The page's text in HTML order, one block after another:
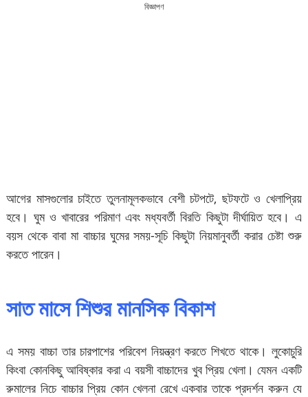
বিজ্ঞাপণ
আগের মাসগুলোর চাইতে তুলনামূলকভাবে বেশী চটপটে, ছটফটে ও খেলাপ্রিয়
হবে। ঘুম ও খাবারের পরিমাণ এবং মধ্যবর্তী বিরতি কিছুটা দীর্ঘায়িত হবে। এ
বয়স থেকে বাবা মা বাচ্চার ঘুমের সময়-সূচি কিছুটা নিয়মানুবর্তী করার চেষ্টা শুরু
করতে পারেন।
সাত মাসে শিশুর মানসিক বিকাশ
এ সময় বাচ্চা তার চারপাশের পরিবেশ নিয়ন্ত্রণ করতে শিখতে থাকে। লুকোচুরি
কিংবা কোনকিছু আবিষ্কার করা এ বয়সী বাচ্চাদের খুব প্রিয় খেলা। যেমন একটি
রুমালের নিচে বাচ্চার প্রিয় কোন খেলনা রেখে একবার তাকে প্রদর্শন করুন যে